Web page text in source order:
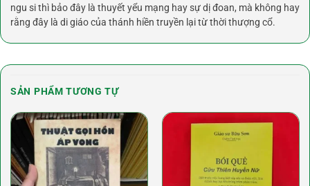
ngu si thì bảo đây là thuyết yểu mạng hay sự dị đoan, mà không hay
rằng đây là di giáo của thánh hiền truyền lại từ thời thượng cổ.
SẢN PHẨM TƯƠNG TỰ